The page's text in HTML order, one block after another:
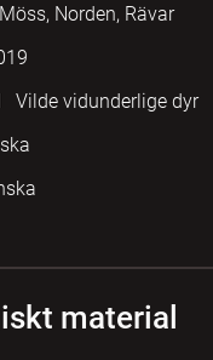
Norden, Rävar
Vilde vidunderlige dyr
material